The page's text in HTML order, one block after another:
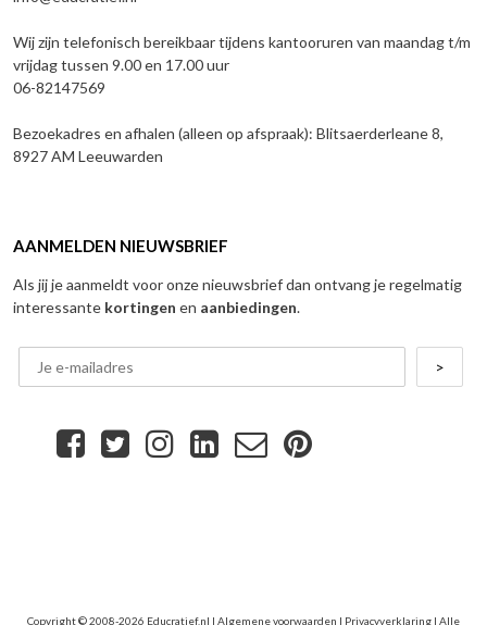
Wij zijn telefonisch bereikbaar tijdens kantooruren van maandag t/m
vrijdag tussen 9.00 en 17.00 uur
06-82147569
Bezoekadres en afhalen (alleen op afspraak): Blitsaerderleane 8,
8927 AM Leeuwarden
AANMELDEN NIEUWSBRIEF
Als jij je aanmeldt voor onze nieuwsbrief dan ontvang je regelmatig
interessante kortingen en aanbiedingen.
Copyright © 2008-2026 Educratief.nl | Algemene voorwaarden | Privacyverklaring | Alle